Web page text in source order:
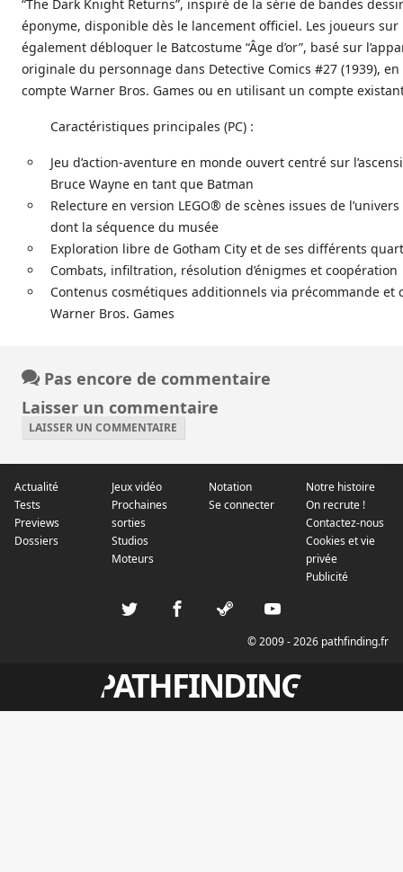
“The Dark Knight Returns”, inspiré de la série de bandes
éponyme, disponible dès le lancement officiel. Les joueurs sur
également débloquer le Batcostume “Âge d’or”, basé sur
originale du personnage dans Detective Comics #27 (1939),
compte Warner Bros. Games ou en utilisant un compte
Caractéristiques principales (PC) :
Jeu d’action-aventure en monde ouvert centré sur
Bruce Wayne en tant que Batman
Relecture en version LEGO® de scènes issues de
dont la séquence du musée
Exploration libre de Gotham City et de ses différents
Combats, infiltration, résolution d’énigmes et coopération
Contenus cosmétiques additionnels via précommande et
Warner Bros. Games
Pas encore de commentaire
Laisser un commentaire
LAISSER UN COMMENTAIRE
Actualité
Tests
Previews
Dossiers
Jeux vidéo
Prochaines
sorties
Studios
Moteurs
Notation
Se connecter
Notre histoire
On recrute !
Contactez-nous
Cookies et vie
privée
Publicité
© 2009 - 2026 pathfinding.fr
PATHFINDING